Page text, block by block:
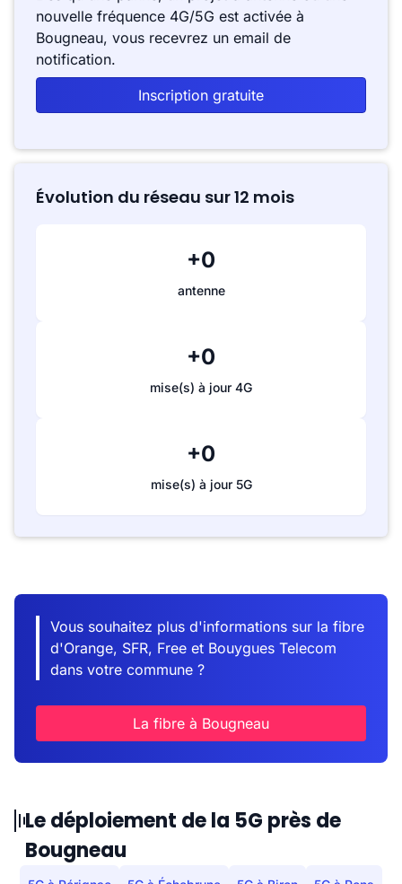
nouvelle fréquence 4G/5G est activée à
Bougneau, vous recevrez un email de
notification.
Inscription gratuite
Évolution du réseau sur 12 mois
+0
antenne
+0
mise(s) à jour 4G
+0
mise(s) à jour 5G
Vous souhaitez plus d'informations sur la fibre
d'Orange, SFR, Free et Bouygues Telecom
dans votre commune ?
La fibre à Bougneau
Le déploiement de la 5G près de
Bougneau